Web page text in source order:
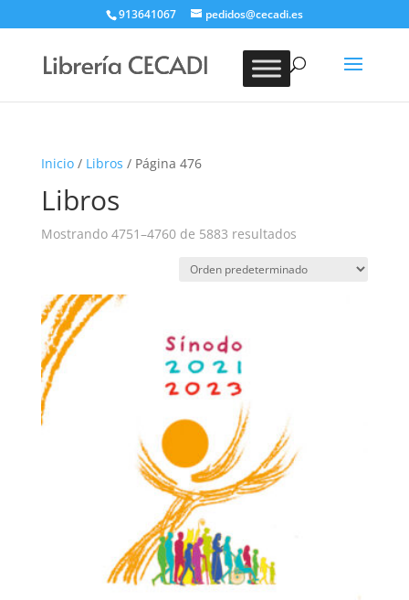
913641067 pedidos@cecadi.es
BUSCAR
Inicio/ Libros / Página 476
Libros
Mostrando 4751–4760 de 5883 resultados